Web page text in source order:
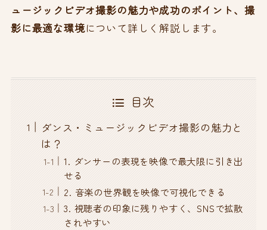
ュージックビデオ撮影の魅力や成功のポイント、撮
影に最適な環境について詳しく解説します。
目次
ダンス・ミュージックビデオ撮影の魅力と
は？
1. ダンサーの表現を映像で最大限に引き出
せる
2. 音楽の世界観を映像で可視化できる
3. 視聴者の印象に残りやすく、SNSで拡散
されやすい